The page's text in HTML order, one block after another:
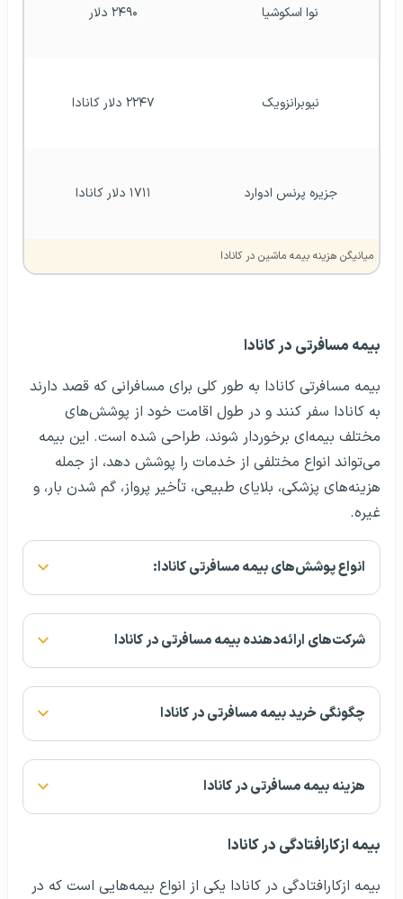
نوا اسکوشیا ۲۴۹۰ دلار
نیوبرانزویک ۲۲۴۷ دلار کانادا
جزیره پرنس ادوارد ۱۷۱۱ دلار کانادا
میانیگن هزینه بیمه ماشین در کانادا
بیمه مسافرتی در کانادا
بیمه مسافرتی کانادا به طور کلی برای مسافرانی که قصد دارند
به کانادا سفر کنند و در طول اقامت خود از پوشش‌های
مختلف بیمه‌ای برخوردار شوند، طراحی شده است. این بیمه
می‌تواند انواع مختلفی از خدمات را پوشش دهد، از جمله
هزینه‌های پزشکی، بلایای طبیعی، تأخیر پرواز، گم شدن بار، و
غیره.
انواع پوشش‌های بیمه مسافرتی کانادا:
شرکت‌های ارائه‌دهنده بیمه مسافرتی در کانادا
چگونگی خرید بیمه مسافرتی در کانادا
هزینه بیمه مسافرتی در کانادا
بیمه ازکارافتادگی در کانادا
بیمه ازکارافتادگی در کانادا یکی از انواع بیمه‌هایی است که در